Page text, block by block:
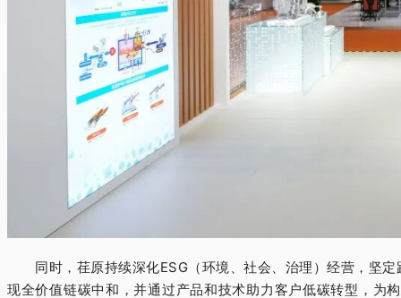
同时，荏原持续深化ESG （环境、社会、治理）经营，坚
现全价值链碳中和，并通过产品和技术助力客户低碳转型，为